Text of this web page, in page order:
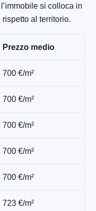
si colloca in
al territorio.
Prezzo medio
700 €/m²
700 €/m²
700 €/m²
700 €/m²
700 €/m²
723 €/m²